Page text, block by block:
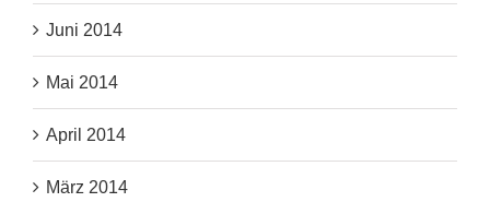
Juni 2014
Mai 2014
April 2014
März 2014